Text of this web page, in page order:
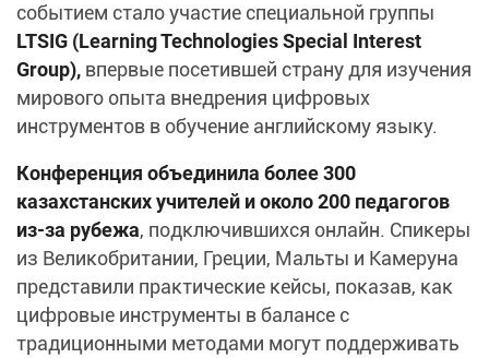
событием стало участие специальной группы
LTSIG (Learning Technologies Special Interest
Group), впервые посетившей страну для изучения
мирового опыта внедрения цифровых
инструментов в обучение английскому языку.
Конференция объединила более 300
казахстанских учителей и около 200 педагогов
из-за рубежа, подключившихся онлайн. Спикеры
из Великобритании, Греции, Мальты и Камеруна
представили практические кейсы, показав, как
цифровые инструменты в балансе с
традиционными методами могут поддерживать